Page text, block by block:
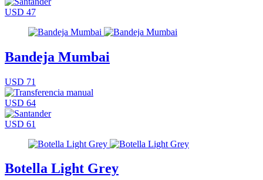
USD 47
Bandeja Mumbai
USD 71
USD 64
USD 61
Botella Light Grey